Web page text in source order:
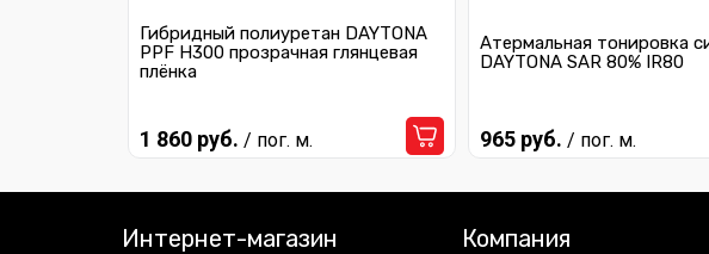
Гибридный полиуретан DAYTONA
PPF H300 прозрачная глянцевая
плёнка
1 860 руб. / пог. м.
Атермальная тонировка
DAYTONA SAR 80% IR80
965 руб. / пог. м.
Интернет-магазин Компания